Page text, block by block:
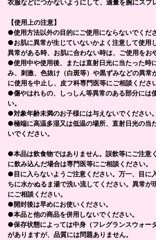
衣服などにつかないようにして、適量を腕にスプ
【使用上の注意】
●使用方法以外の目的にご使用にならないでくださ
●お肌に異常が生じていないかよく注意して使用
異常がある時、お肌に合わない時は、ご使用をお
●使用中や使用後、または直射日光に当たった時
み、刺激、色抜け（白斑等）や黒ずみなどの異常
に使用を中止し、皮フ科専門医等にご相談くださ
●傷やはれもの、しっしん等異常のある部分には
い。
●対象年齢未満のお子様には与えないでください。
●極端に高温多湿又は低温の場所、直射日光の当
いでくだ
●本品は飲食物ではありません。誤飲等にご注意
に飲み込んだ場合は専門医等にご相談ください。
●目に入らないようご注意ください。万一、目に
ちに水かぬるま湯で洗い流してください。異常が
にご相談ください。
●開封後は早めにお使いください。
●本品と他の商品を併用しないでください。
●保存状態によっては中身（フレグランスウォー
がありますが、品質には問題ありません。